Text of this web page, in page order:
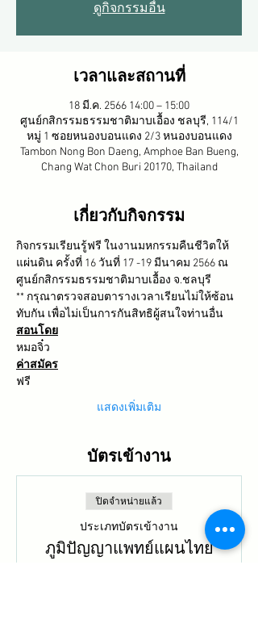
ดูกิจกรรมอื่น
เวลาและสถานที่
18 มี.ค. 2566 14:00 – 15:00
ศูนย์กสิกรรมธรรมชาติมาบเอื้อง ชลบุรี, 114/1
หมู่ 1 ซอยหนองบอนแดง 2/3 หนองบอนแดง
Tambon Nong Bon Daeng, Amphoe Ban Bueng,
Chang Wat Chon Buri 20170, Thailand
เกี่ยวกับกิจกรรม
กิจกรรมเรียนรู้ฟรี ในงานมหกรรมคืนชีวิตให้
แผ่นดิน ครั้งที่ 16 วันที่ 17 -19 มีนาคม 2566 ณ
ศูนย์กสิกรรมธรรมชาติมาบเอื้อง จ.ชลบุรี
** กรุณาตรวจสอบตารางเวลาเรียนไม่ให้ซ้อน
ทับกัน เพื่อไม่เป็นการกันสิทธิผู้สนใจท่านอื่น
สอนโดย
หมอจิ๋ว
ค่าสมัคร
ฟรี
แสดงเพิ่มเติม
บัตรเข้างาน
ปิดจำหน่ายแล้ว
ประเภทบัตรเข้างาน
ภูมิปัญญาแพทย์แผนไทย